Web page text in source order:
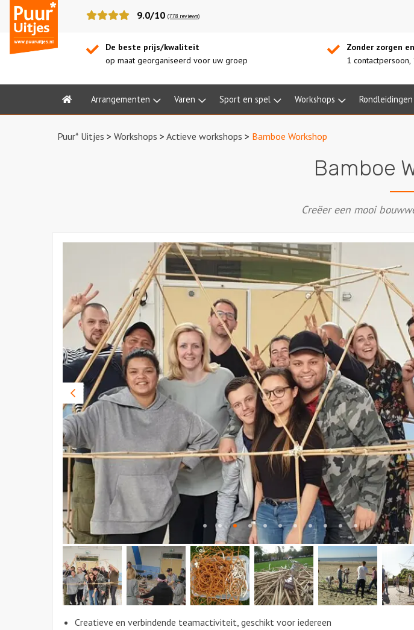
Puur*
Uitjes
9.0/10 (778 reviews)
De beste prijs/kwaliteit
op maat georganiseerd voor uw groep
Zonder zorgen
1
Home Arrangementen Varen Sport en spel Workshops Rondleidingen
Puur* Uitjes > Workshops > Actieve workshops > Bamboe Workshop
Bamboe
Creëer een mooi
Vorige
foto
Creatieve en verbindende teamactiviteit, geschikt voor iedereen